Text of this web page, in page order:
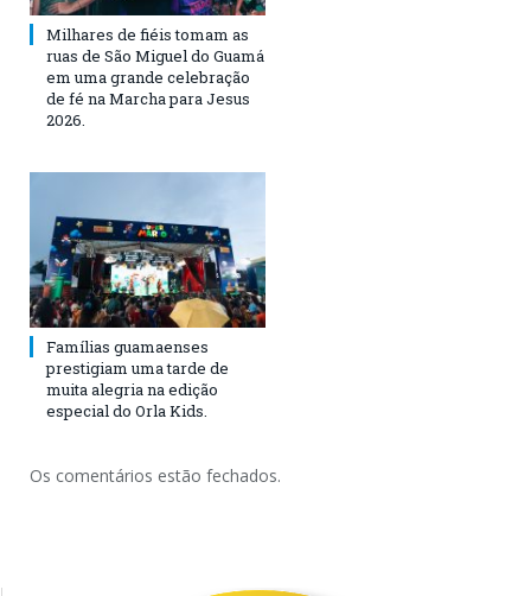
Milhares de fiéis tomam as
ruas de São Miguel do Guamá
em uma grande celebração
de fé na Marcha para Jesus
2026.
Famílias guamaenses
prestigiam uma tarde de
muita alegria na edição
especial do Orla Kids.
Os comentários estão fechados.